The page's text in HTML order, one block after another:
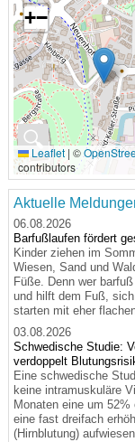
🔍
+−
Leaflet | ©
contributors
Aktuelle
06.08.2026
Barfußlaufen fördert
Kinder ziehen im
Wiesen, Sand und
Füße. Denn wer
und hilft dem Fuß,
starten mit eher
03.08.2026
Schwedische Studie:
verdoppelt
Eine schwedische
keine intramuskuläre
Monaten eine um
eine fast dreifach
(Hirnblutung)